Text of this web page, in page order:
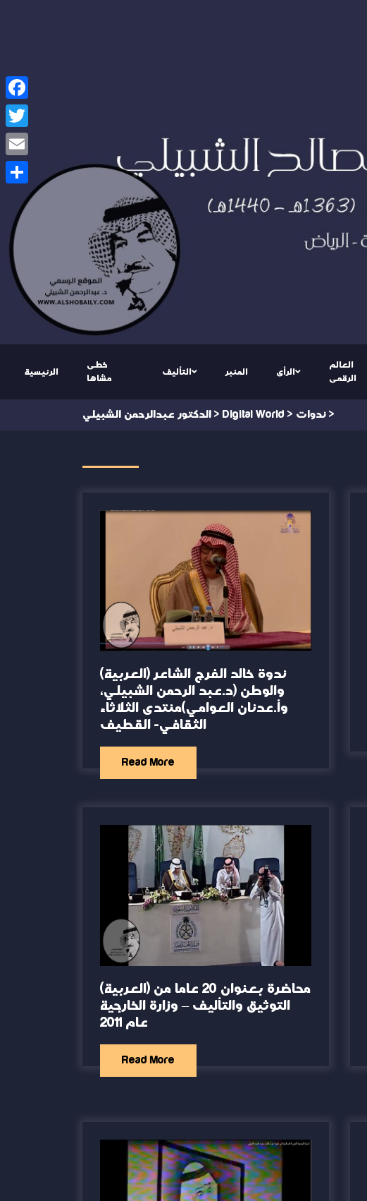
الرئيسية
خطى
مشاها
التأليف المنبر الرأى
العالم
الرقمى
الدكتور عبدالرحمن الشبيلي > Digital World > ندوات >
(العربية) ندوة خالد الفرج الشاعر
والوطن (د.عبد الرحمن الشبيلي،
وأ.عدنان العوامي)منتدى الثلاثاء
الثقافي- القطيف
Read More
(العربية) محاضرة بعنوان 20 عاما من
التوثيق والتأليف – وزارة الخارجية
عام 2011
Read More
Facebook
Twitter
Email
Share